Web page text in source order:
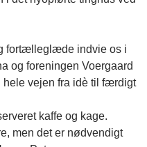
fortælleglæde indvie os i
og foreningen Voergaard
vejen fra idè til færdigt
kaffe og kage.
men det er nødvendigt